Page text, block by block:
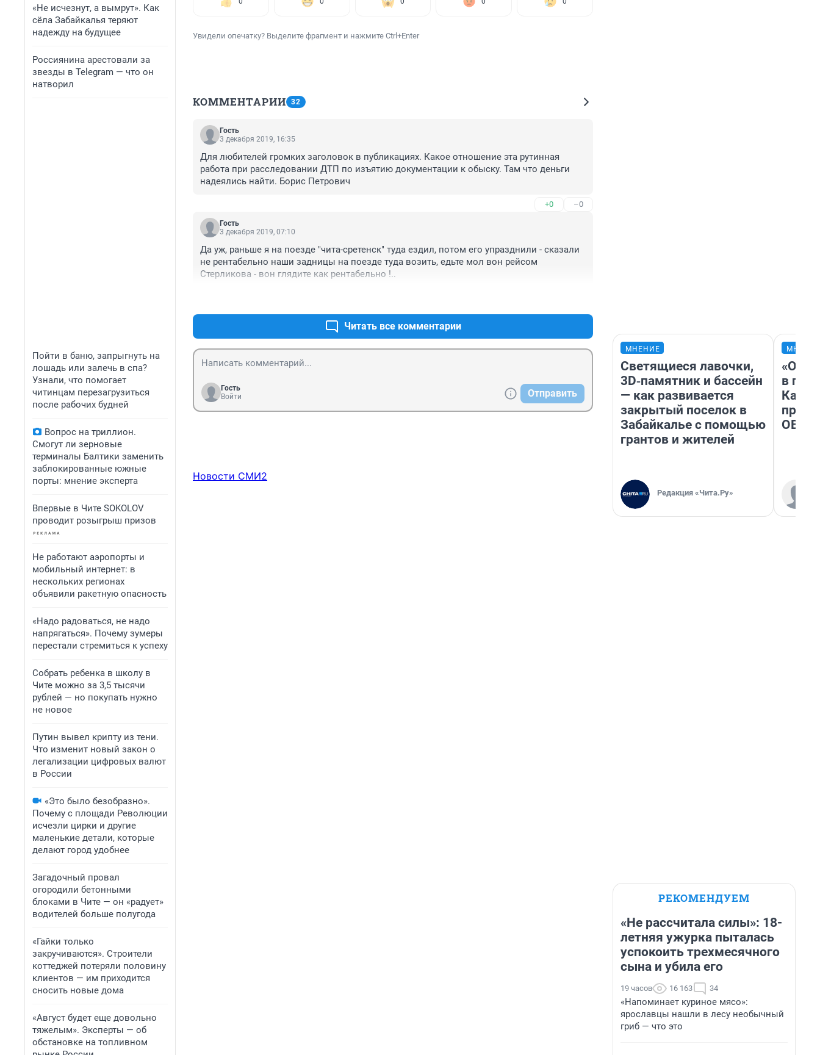
«Не исчезнут, а вымрут». Как
сёла Забайкалья теряют
надежду на будущее
Россиянина арестовали за
звезды в Telegram — что он
натворил
Пойти в баню, запрыгнуть на
лошадь или залечь в спа?
Узнали, что помогает
читинцам перезагрузиться
после рабочих будней
Вопрос на триллион.
Смогут ли зерновые
терминалы Балтики заменить
заблокированные южные
порты: мнение эксперта
Впервые в Чите SOKOLOV
проводит розыгрыш призов
Не работают аэропорты и
мобильный интернет: в
нескольких регионах
объявили ракетную опасность
«Надо радоваться, не надо
напрягаться». Почему зумеры
перестали стремиться к успеху
Собрать ребенка в школу в
Чите можно за 3,5 тысячи
рублей — но покупать нужно
не новое
Путин вывел крипту из тени.
Что изменит новый закон о
легализации цифровых валют
в России
«Это было безобразно».
Почему с площади Революции
исчезли цирки и другие
маленькие детали, которые
делают город удобнее
Загадочный провал
огородили бетонными
блоками в Чите — он «радует»
водителей больше полугода
«Гайки только
закручиваются». Строители
коттеджей потеряли половину
клиентов — им приходится
сносить новые дома
«Август будет еще довольно
тяжелым». Эксперты — об
обстановке на топливном
Увидели опечатку? Выделите фрагмент и нажмите Ctrl+Enter
КОММЕНТАРИИ 32
Гость
3 декабря 2019, 16:35
Для любителей громких заголовок в публикациях. Какое отношение эта рутинная
работа при расследовании ДТП по изъятию документации к обыску. Там что деньги
надеялись найти. Борис Петрович
+0 –0
Гость
3 декабря 2019, 07:10
Да уж, раньше я на поезде "чита-сретенск" туда ездил, потом его упразднили - сказали
не рентабельно наши задницы на поезде туда возить, едьте мол вон рейсом
Стерликова - вон глядите как рентабельно !..
Читать все комментарии
Гость
Войти
Отправить
Новости СМИ2
МНЕНИЕ
Светящиеся лавочки,
3D‑памятник и бассейн
— как развивается
закрытый поселок в
Забайкалье с помощью
грантов и жителей
Редакция «Чита.Ру»
в
Как в
ОВЗ
РЕКОМЕНДУЕМ
«Не рассчитала силы»: 18-
летняя ужурка пыталась
успокоить трехмесячного
сына и убила его
19 часов 16 163 34
«Напоминает куриное мясо»:
ярославцы нашли в лесу необычный
гриб — что это